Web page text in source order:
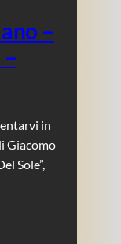
–
in
Giacomo
Sole”,